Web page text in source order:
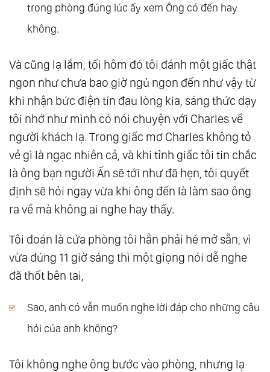
trong phòng đúng lúc ấy xem Ông có đến hay
không.
Và cũng lạ lắm, tối hôm đó tôi đánh một giấc thật
ngon như chưa bao giờ ngủ ngon đến như vậy từ
khi nhận bức điện tín đau lòng kia, sáng thức dạy
tôi nhớ như mình có nói chuyện với Charles về
người khách lạ. Trong giấc mơ Charles không tỏ
vẻ gì là ngạc nhiên cả, và khi tỉnh giấc tôi tin chắc
là ông bạn người Ấn sẽ tới như đã hẹn, tôi quyết
định sẽ hỏi ngay vừa khi ông đến là làm sao ông
ra về mà không ai nghe hay thấy.
Tôi đoán là cửa phòng tôi hẳn phải hé mở sẵn, vì
vừa đúng 11 giờ sáng thì một giọng nói dễ nghe
đã thốt bên tai,
Sao, anh có vẫn muốn nghe lời đáp cho những câu
hỏi của anh không?
Tôi không nghe ông bước vào phòng, nhưng lạ